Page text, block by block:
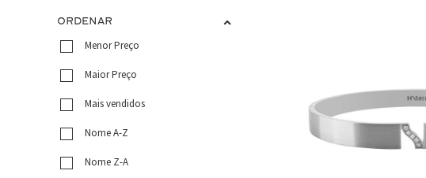
ORDENAR
Menor Preço
Maior Preço
Mais vendidos
Nome A-Z
Nome Z-A